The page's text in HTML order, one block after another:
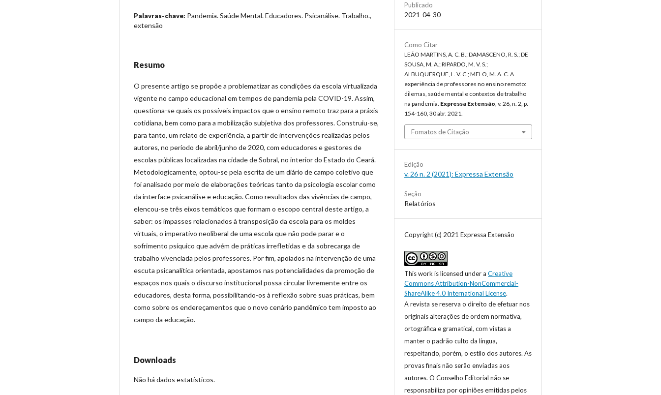
Palavras-chave: Pandemia. Saúde Mental. Educadores. Psicanálise. Trabalho.,
extensão
Resumo
O presente artigo se propõe a problematizar as condições da escola virtualizada
vigente no campo educacional em tempos de pandemia pela COVID-19. Assim,
questiona-se quais os possíveis impactos que o ensino remoto traz para a práxis
cotidiana, bem como para a mobilização subjetiva dos professores. Construiu-se,
para tanto, um relato de experiência, a partir de intervenções realizadas pelos
autores, no período de abril/junho de 2020, com educadores e gestores de
escolas públicas localizadas na cidade de Sobral, no interior do Estado do Ceará.
Metodologicamente, optou-se pela escrita de um diário de campo coletivo que
foi analisado por meio de elaborações teóricas tanto da psicologia escolar como
da interface psicanálise e educação. Como resultados das vivências de campo,
elencou-se três eixos temáticos que formam o escopo central deste artigo, a
saber: os impasses relacionados à transposição da escola para os moldes
virtuais, o imperativo neoliberal de uma escola que não pode parar e o
sofrimento psíquico que advém de práticas irrefletidas e da sobrecarga de
trabalho vivenciada pelos professores. Por fim, apoiados na intervenção de uma
escuta psicanalítica orientada, apostamos nas potencialidades da promoção de
espaços nos quais o discurso institucional possa circular livremente entre os
educadores, desta forma, possibilitando-os à reflexão sobre suas práticas, bem
como sobre os endereçamentos que o novo cenário pandêmico tem imposto ao
campo da educação.
Downloads
Não há dados estatísticos.
Publicado
2021-04-30
Como Citar
LEÃO MARTINS, A. C. B.; DAMASCENO, R. S.; DE
SOUSA, M. A.; RIPARDO, M. V. S.;
ALBUQUERQUE, L. V. C.; MELO, M. A. C. A
experiência de professores no ensino remoto:
dilemas, saúde mental e contextos de trabalho
na pandemia. Expressa Extensão, v. 26, n. 2, p.
154-160, 30 abr. 2021.
Fomatos de Citação
Edição
v. 26 n. 2 (2021): Expressa Extensão
Seção
Relatórios
Copyright (c) 2021 Expressa Extensão
This work is licensed under a Creative
Commons Attribution-NonCommercial-
ShareAlike 4.0 International License.
A revista se reserva o direito de efetuar nos
originais alterações de ordem normativa,
ortográfica e gramatical, com vistas a
manter o padrão culto da língua,
respeitando, porém, o estilo dos autores. As
provas finais não serão enviadas aos
autores. O Conselho Editorial não se
responsabiliza por opiniões emitidas pelos